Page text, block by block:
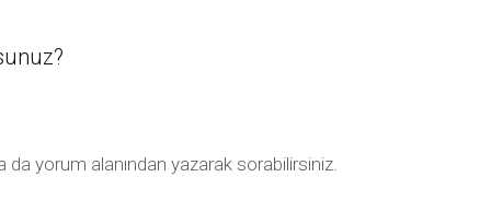
da yorum alanından yazarak sorabilirsiniz.